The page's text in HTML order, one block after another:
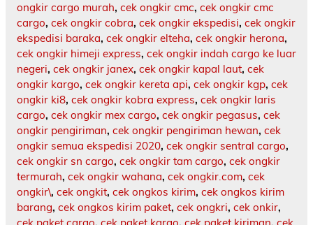
ongkir cargo murah, cek ongkir cmc, cek ongkir cmc
cargo, cek ongkir cobra, cek ongkir ekspedisi, cek ongkir
ekspedisi baraka, cek ongkir elteha, cek ongkir herona,
cek ongkir himeji express, cek ongkir indah cargo ke luar
negeri, cek ongkir janex, cek ongkir kapal laut, cek
ongkir kargo, cek ongkir kereta api, cek ongkir kgp, cek
ongkir ki8, cek ongkir kobra express, cek ongkir laris
cargo, cek ongkir mex cargo, cek ongkir pegasus, cek
ongkir pengiriman, cek ongkir pengiriman hewan, cek
ongkir semua ekspedisi 2020, cek ongkir sentral cargo,
cek ongkir sn cargo, cek ongkir tam cargo, cek ongkir
termurah, cek ongkir wahana, cek ongkir.com, cek
ongkir\, cek ongkit, cek ongkos kirim, cek ongkos kirim
barang, cek ongkos kirim paket, cek ongkri, cek onkir,